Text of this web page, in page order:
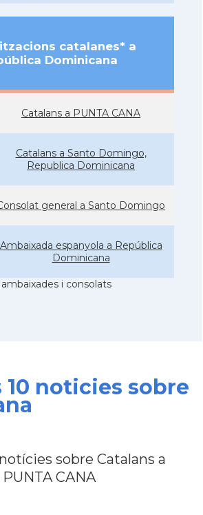
catalanes* a
Dominicana
Catalans a PUNTA CANA
Catalans a Santo Domingo,
Republica Dominicana
general a Santo Domingo
Ambaixada espanyola a República
Dominicana
ambaixades i consolats
10 noticies sobre
sobre Catalans a
PUNTA CANA